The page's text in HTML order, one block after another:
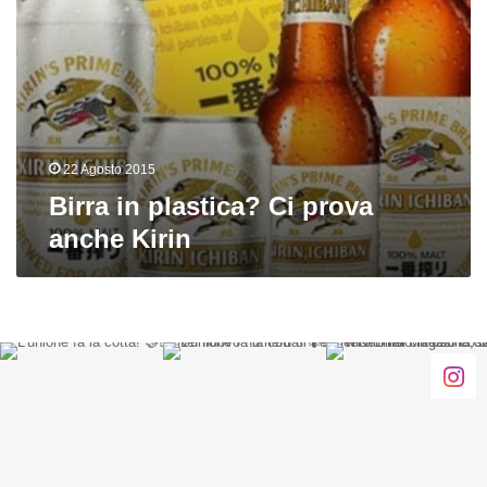
22 Agosto 2015
Birra in plastica? Ci prova
anche Kirin